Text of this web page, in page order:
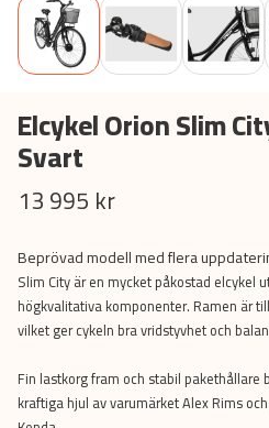
Elcykel Orion Slim
Svart
13 995 kr
Beprövad modell med flera
Slim City är en mycket påkostad elcykel
högkvalitativa komponenter. Ramen är
vilket ger cykeln bra vridstyvhet och
Fin lastkorg fram och stabil pakethållare
kraftiga hjul av varumärket Alex Rims